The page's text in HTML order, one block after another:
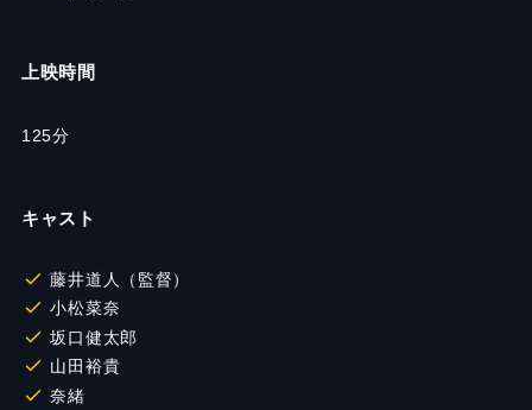
上映時間
125分
キャスト
藤井道人（監督）
小松菜奈
坂口健太郎
山田裕貴
奈緒